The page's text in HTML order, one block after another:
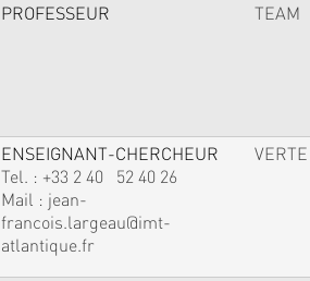
PROFESSEUR TEAM
ENSEIGNANT-CHERCHEUR
Tel. : +33 2 40 52 40 26
Mail : jean-
francois.largeau@imt-
atlantique.fr
VERTE